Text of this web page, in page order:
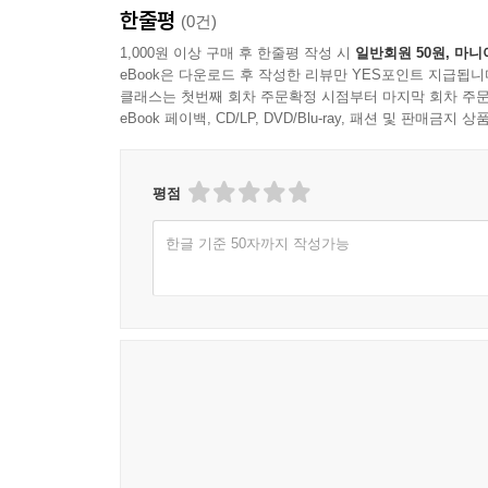
한줄평 (0건)
1,000원 이상 구매 후 한줄평 작성 시 일반회원 50원, 마니
eBook은 다운로드 후 작성한 리뷰만 YES포인트 지급됩니
클래스는 첫번째 회차 주문확정 시점부터 마지막 회차 주
eBook 페이백, CD/LP, DVD/Blu-ray, 패션 및 판매금지 상
평점
한글 기준 50자까지 작성가능